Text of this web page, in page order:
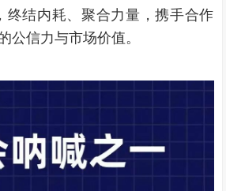
终结内耗、聚合力量，携手合作
公信力与市场价值。